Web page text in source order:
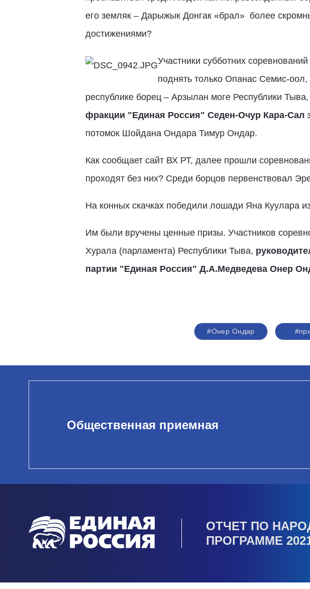
его земляк – Дарыжык Донгак «брал» более
достижениями?
Участники субботних
поднять только Опанас Семис-
республике борец – Арзылан моге Республики
фракции "Единая Россия" Седен-Очур Кара-Сал
потомок Шойдана Ондара Тимур Ондар.
Как сообщает сайт ВХ РТ, далее прошли
проходят без них? Среди борцов первенствовал
На конных скачках победили лошади Яна Куулара
Им были вручены ценные призы. Участников
Хурала (парламента) Республики Тыва,
партии "Единая Россия" Д.А.Медведева Онер
#Онер Ондар
Общественная приемная
ОТЧЕТ ПО
ПРОГРАММЕ